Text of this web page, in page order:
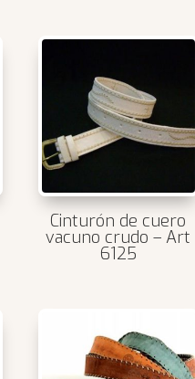
Cinturón de cuero
vacuno crudo – Art
6125